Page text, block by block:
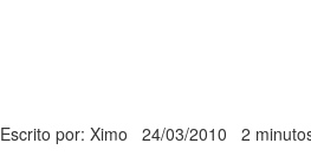
Escrito por: Ximo 24/03/2010 2